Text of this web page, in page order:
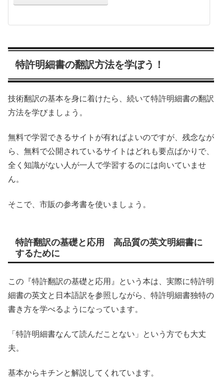
特許明細書の翻訳方法を学ぼう！
技術翻訳の基本を身に着けたら、続いて特許明細書の翻訳
方法を学びましょう。
無料で学習できるサイトが有ればよいのですが、残念なが
ら、無料で公開されているサイトはどれも要点ばかりで、
全く知識がない人が一人で学習するのには向いていませ
ん。
そこで、市販の参考書を使いましょう。
特許翻訳の基礎と応用 高品質の英文明細書に
するために
この『特許翻訳の基礎と応用』という本は、実際に特許明
細書の英文と日本語訳を参照しながら、特許明細書独特の
書き方を学べるようになっています。
「特許明細書なんて読んだことない」という方でも大丈
夫。
基本からキチンと解説してくれています。